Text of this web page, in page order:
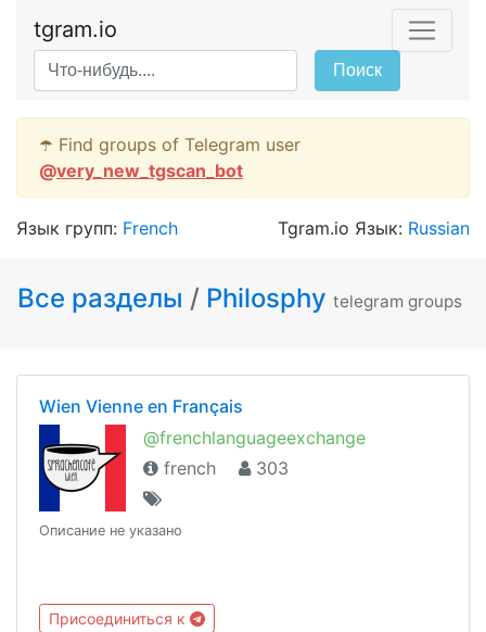
tgram.io
Поиск
☂️ Find groups of Telegram user
@very_new_tgscan_bot
Язык групп: French Tgram.io Язык: Russian
Все разделы / Philosphy telegram groups
Wien Vienne en Français
@frenchlanguageexchange
french
303
Описание не указано
Присоединиться к